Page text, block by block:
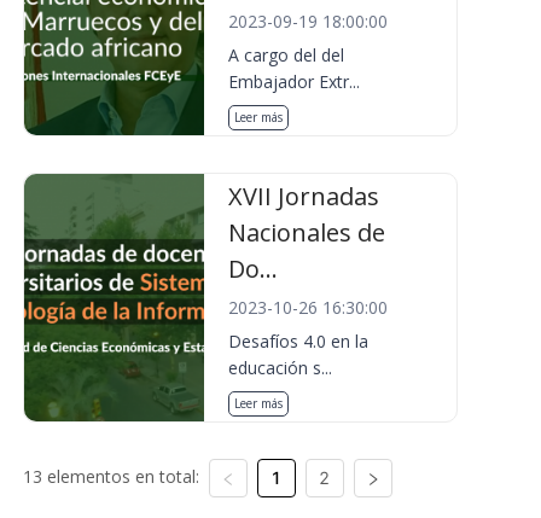
2023-09-19 18:00:00
A cargo del del
Embajador Extr...
Leer más
XVII Jornadas
Nacionales de
Do...
2023-10-26 16:30:00
Desafíos 4.0 en la
educación s...
Leer más
13 elementos en total: 1 2